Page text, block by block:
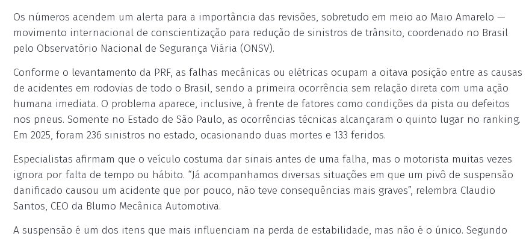
Os números acendem um alerta para a importância das revisões, sobretudo em meio ao Maio Amarelo —
movimento internacional de conscientização para redução de sinistros de trânsito, coordenado no Brasil
pelo Observatório Nacional de Segurança Viária (ONSV).
Conforme o levantamento da PRF, as falhas mecânicas ou elétricas ocupam a oitava posição entre as causas
de acidentes em rodovias de todo o Brasil, sendo a primeira ocorrência sem relação direta com uma ação
humana imediata. O problema aparece, inclusive, à frente de fatores como condições da pista ou defeitos
nos pneus. Somente no Estado de São Paulo, as ocorrências técnicas alcançaram o quinto lugar no ranking.
Em 2025, foram 236 sinistros no estado, ocasionando duas mortes e 133 feridos.
Especialistas afirmam que o veículo costuma dar sinais antes de uma falha, mas o motorista muitas vezes
ignora por falta de tempo ou hábito. “Já acompanhamos diversas situações em que um pivô de suspensão
danificado causou um acidente que por pouco, não teve consequências mais graves”, relembra Claudio
Santos, CEO da Blumo Mecânica Automotiva.
A suspensão é um dos itens que mais influenciam na perda de estabilidade, mas não é o único. Segundo